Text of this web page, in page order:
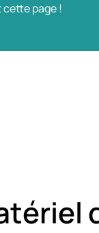
page !